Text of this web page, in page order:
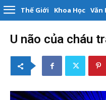
Thế Giới Khoa Học Văn
U não của cháu